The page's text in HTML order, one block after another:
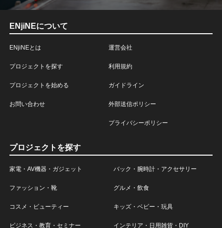
ENjiNEについて
ENjiNEとは
プロジェクトを探す
プロジェクトを始める
お問い合わせ
運営会社
利用規約
ガイドライン
外部送信ポリシー
プライバシーポリシー
プロジェクトを探す
家電・AV機器・ガジェット バック・腕時計・アクセサリー
ファッション・靴 グルメ・飲食
コスメ・ビューティー キッズ・ベビー・玩具
ビジネス・教育・セミナー インテリア・日用雑貨・DIY